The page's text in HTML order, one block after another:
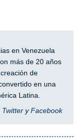
en Venezuela
más de 20 años
de
en una
Latina.
TwitteryFacebook